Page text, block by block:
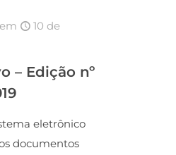
em
10 de
– Edição nº
eletrônico
documentos